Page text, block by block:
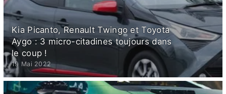
Kia Picanto, Renault Twingo et Toyota
Aygo : 3 micro-citadines toujours dans
le coup !
19 Mai 2022